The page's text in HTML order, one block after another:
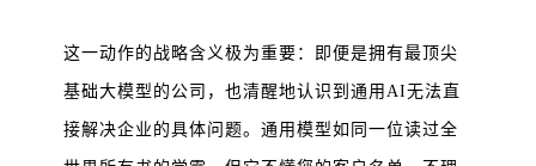
这一动作的战略含义极为重要：即便是拥有最顶尖
基础大模型的公司，也清醒地认识到通用AI无法直
接解决企业的具体问题。通用模型如同一位读过全